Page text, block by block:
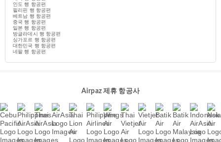
인도 행 항공편
필리핀 행 항공편
베트남 행 항공편
중국 행 항공편
일본 행 항공편
방글라데시 행 항공편
싱가포르 행 항공편
대한민국 행 항공편
네팔 행 항공편
Airpaz 제휴 항공사